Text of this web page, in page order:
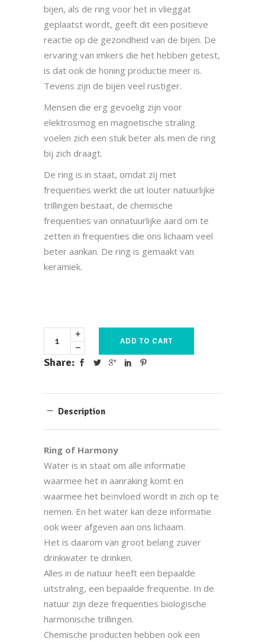
bijen, als de ring voor het in vlieggat
geplaatst wordt, geeft dit een positieve
reactie op de gezondheid van de bijen. De
ervaring van imkers die het hebben getest,
is dat ook de honing productie meer is.
Tevens zijn de bijen veel rustiger.
Mensen die erg gevoelig zijn voor
elektrosmog en magnetische straling
voelen zich een stuk beter als men de ring
bij zich draagt.
De ring is in staat, omdat zij met
frequenties werkt die uit louter natuurlijke
trillingen bestaat, de chemische
frequenties van onnatuurlijke aard om te
zetten in frequenties die ons lichaam veel
beter aankan. De ring is gemaakt van
keramiek.
ADD TO CART
Share:
Description
Ring of Harmony
Water is in staat om alle informatie
waarmee het in aanraking komt en
waarmee het beïnvloed wordt in zich op te
nemen. En het water kan deze informatie
ook weer afgeven aan ons lichaam.
Het is daarom van groot belang zuiver
drinkwater te drinken.
Alles in de natuur heeft een bepaalde
uitstraling, een bepaalde frequentie. In de
natuur zijn deze frequenties biologische
harmonische trillingen.
Chemische producten hebben ook een